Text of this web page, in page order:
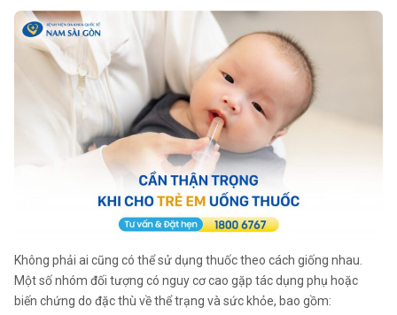
Không phải ai cũng có thể sử dụng thuốc theo cách giống nhau.
Một số nhóm đối tượng có nguy cơ cao gặp tác dụng phụ hoặc
biến chứng do đặc thù về thể trạng và sức khỏe, bao gồm: